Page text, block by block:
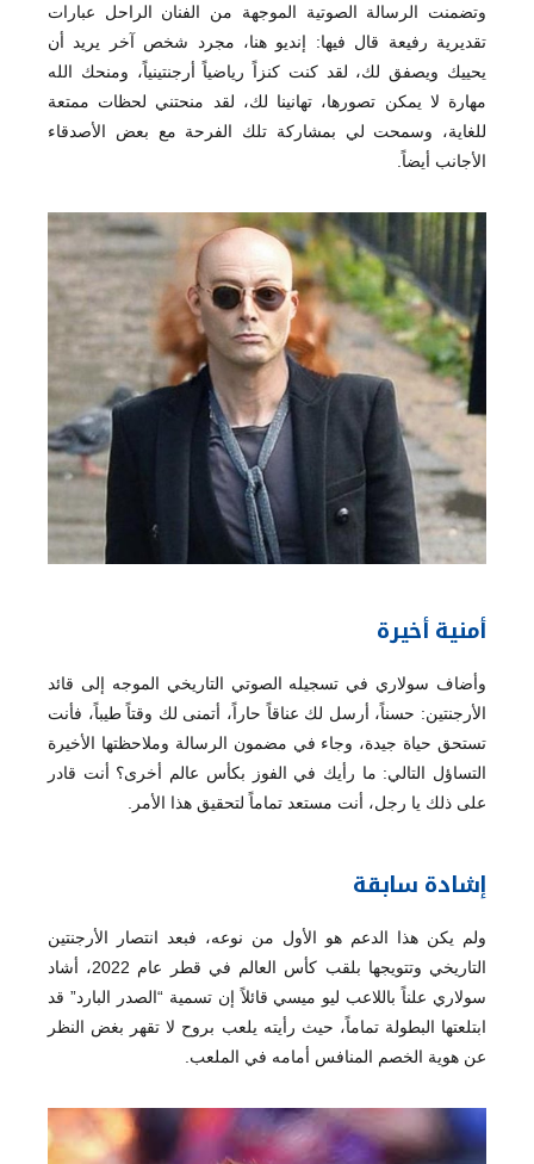
وتضمنت الرسالة الصوتية الموجهة من الفنان الراحل عبارات
تقديرية رفيعة قال فيها: إنديو هنا، مجرد شخص آخر يريد أن
يحييك ويصفق لك، لقد كنت كنزاً رياضياً أرجنتينياً، ومنحك الله
مهارة لا يمكن تصورها، تهانينا لك، لقد منحتني لحظات ممتعة
للغاية، وسمحت لي بمشاركة تلك الفرحة مع بعض الأصدقاء
الأجانب أيضاً.
أمنية أخيرة
وأضاف سولاري في تسجيله الصوتي التاريخي الموجه إلى قائد
الأرجنتين: حسناً، أرسل لك عناقاً حاراً، أتمنى لك وقتاً طيباً، فأنت
تستحق حياة جيدة، وجاء في مضمون الرسالة وملاحظتها الأخيرة
التساؤل التالي: ما رأيك في الفوز بكأس عالم أخرى؟ أنت قادر
على ذلك يا رجل، أنت مستعد تماماً لتحقيق هذا الأمر.
إشادة سابقة
ولم يكن هذا الدعم هو الأول من نوعه، فبعد انتصار الأرجنتين
التاريخي وتتويجها بلقب كأس العالم في قطر عام 2022، أشاد
سولاري علناً باللاعب ليو ميسي قائلاً إن تسمية “الصدر البارد” قد
ابتلعتها البطولة تماماً، حيث رأيته يلعب بروح لا تقهر بغض النظر
عن هوية الخصم المنافس أمامه في الملعب.